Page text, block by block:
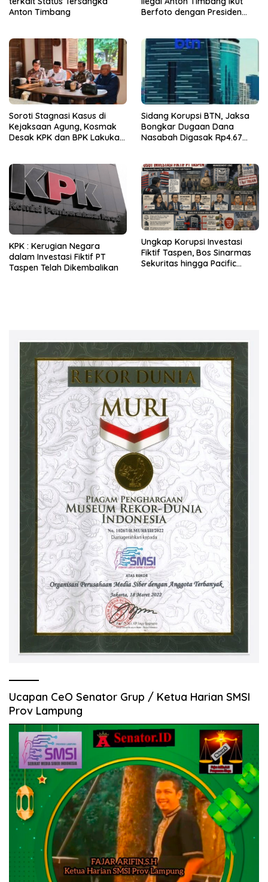
Anton Timbang
Berfoto dengan Presiden
Soroti Stagnasi Kasus di
Kejaksaan Agung, Kosmak
Desak KPK dan BPK Lakukan
Sidang Korupsi BTN, Jaksa
Bongkar Dugaan Dana
Nasabah Digasak Rp4.67
KPK : Kerugian Negara
dalam Investasi Fiktif PT
Taspen Telah Dikembalikan
Ungkap Korupsi Investasi
Fiktif Taspen, Bos Sinarmas
Sekuritas hingga Pacific
Ucapan CeO Senator Grup / Ketua Harian SMSI
Prov Lampung